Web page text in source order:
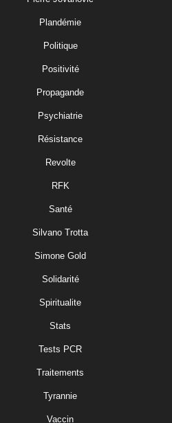
Plandémie
Politique
Positivité
Propagande
Psychiatrie
Résistance
Revolte
RFK
Santé
Silvano Trotta
Simone Gold
Solidarité
Spiritualite
Stats
Tests PCR
Traitements
Tyrannie
Vaccin